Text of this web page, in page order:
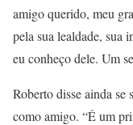
amigo querido, meu
pela sua lealdade, sua
eu conheço dele. Um
Roberto disse ainda
como amigo. “É um